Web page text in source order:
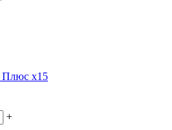
Плюс x15
+